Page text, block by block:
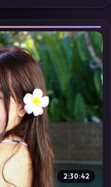
追剧体验。
2:30:42